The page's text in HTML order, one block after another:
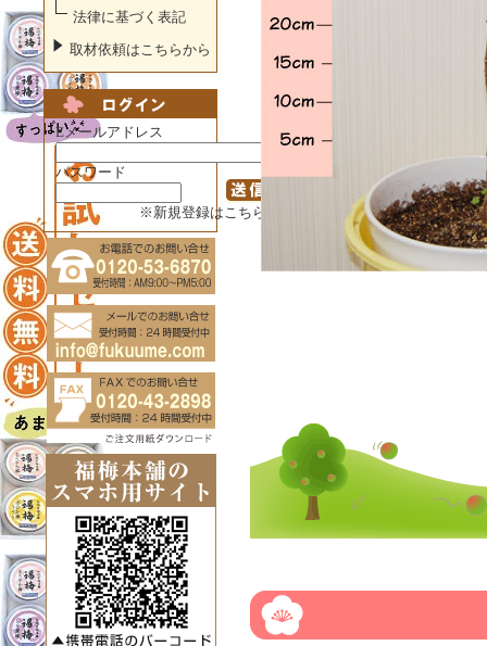
法律に基づく表記
取材依頼はこちらから
Eメールアドレス
パスワード
※新規登録はこちらから